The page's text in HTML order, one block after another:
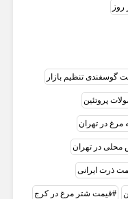
گوسفندی تنظیم بازار
پروتئین
در تهران
در تهران
ذرت ایرانی
قیمت شتر مرغ در کرج